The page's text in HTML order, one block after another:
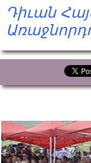
Դիւան